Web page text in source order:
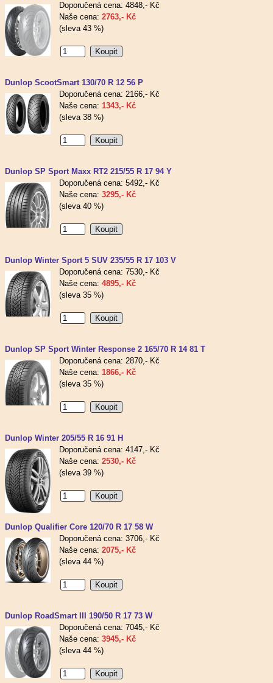
Doporučená cena: 4848,- Kč
Naše cena: 2763,- Kč
(sleva 43 %)
Dunlop ScootSmart 130/70 R 12 56 P
Doporučená cena: 2166,- Kč
Naše cena: 1343,- Kč
(sleva 38 %)
Dunlop SP Sport Maxx RT2 215/55 R 17 94 Y
Doporučená cena: 5492,- Kč
Naše cena: 3295,- Kč
(sleva 40 %)
Dunlop Winter Sport 5 SUV 235/55 R 17 103 V
Doporučená cena: 7530,- Kč
Naše cena: 4895,- Kč
(sleva 35 %)
Dunlop SP Sport Winter Response 2 165/70 R 14 81 T
Doporučená cena: 2870,- Kč
Naše cena: 1866,- Kč
(sleva 35 %)
Dunlop Winter 205/55 R 16 91 H
Doporučená cena: 4147,- Kč
Naše cena: 2530,- Kč
(sleva 39 %)
Dunlop Qualifier Core 120/70 R 17 58 W
Doporučená cena: 3706,- Kč
Naše cena: 2075,- Kč
(sleva 44 %)
Dunlop RoadSmart III 190/50 R 17 73 W
Doporučená cena: 7045,- Kč
Naše cena: 3945,- Kč
(sleva 44 %)